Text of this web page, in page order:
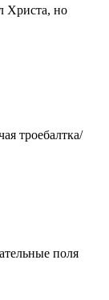
Христа, но
троебалтка/
поля